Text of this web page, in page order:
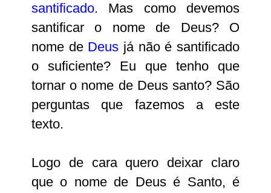
santificado. Mas como devemos
santificar o nome de Deus? O
nome de Deus já não é santificado
o suficiente? Eu que tenho que
tornar o nome de Deus santo? São
perguntas que fazemos a este
texto.
Logo de cara quero deixar claro
que o nome de Deus é Santo, é